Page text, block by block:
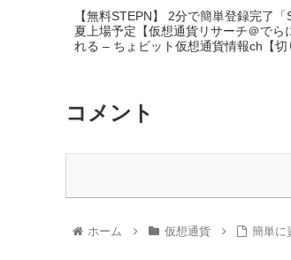
【無料STEPN】 2分で簡単登録完了
夏上場予定【仮想通貨リサーチ＠で
れる – ちょビット仮想通貨情報ch【切
コメント
ホーム 仮想通貨 簡単に